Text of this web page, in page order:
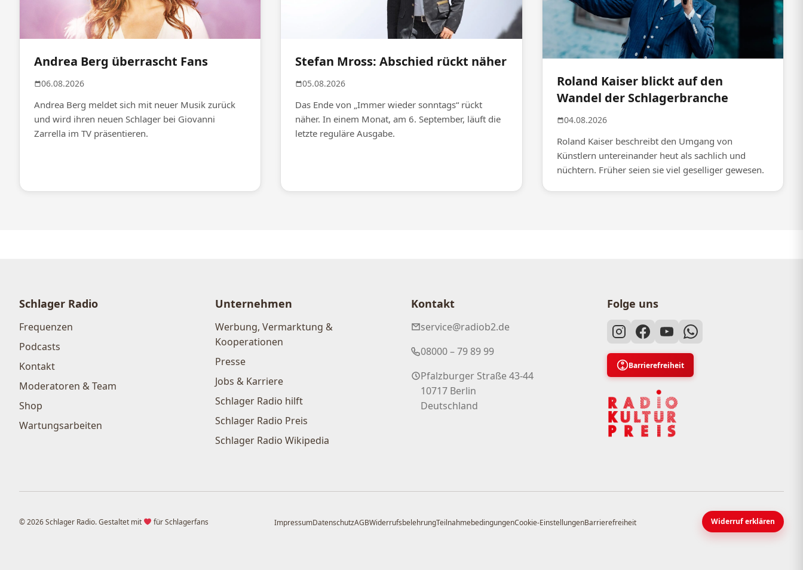
Andrea Berg überrascht Fans
06.08.2026
Andrea Berg meldet sich mit neuer Musik zurück
und wird ihren neuen Schlager bei Giovanni
Zarrella im TV präsentieren.
Stefan Mross: Abschied rückt näher
05.08.2026
Das Ende von „Immer wieder sonntags“ rückt
näher. In einem Monat, am 6. September, läuft die
letzte reguläre Ausgabe.
Roland Kaiser blickt auf den
Wandel der Schlagerbranche
04.08.2026
Roland Kaiser beschreibt den Umgang von
Künstlern untereinander heut als sachlich und
nüchtern. Früher seien sie viel geselliger gewesen.
Schlager Radio
Frequenzen
Podcasts
Kontakt
Moderatoren & Team
Shop
Wartungsarbeiten
Unternehmen
Werbung, Vermarktung &
Kooperationen
Presse
Jobs & Karriere
Schlager Radio hilft
Schlager Radio Preis
Schlager Radio Wikipedia
Kontakt
service@radiob2.de
08000 – 79 89 99
Pfalzburger Straße 43-44
10717 Berlin
Deutschland
Folge uns
Barrierefreiheit
© 2026 Schlager Radio. Gestaltet mit für Schlagerfans ImpressumDatenschutzAGBWiderrufsbelehrungTeilnahmebedingungenCookie-EinstellungenBarrierefreiheit Widerruf erklären